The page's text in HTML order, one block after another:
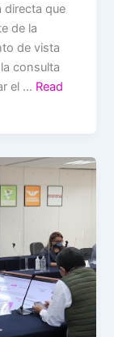
directa que
de la
de vista
consulta
el … Read